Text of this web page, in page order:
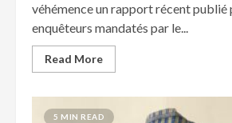
véhémence un rapport récent publié
enquêteurs mandatés par le...
Read More
5 MIN READ